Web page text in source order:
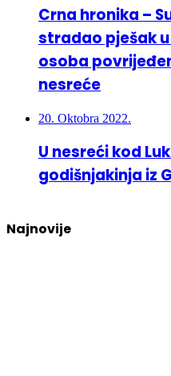
Crna hronika –
stradao pješak
osoba
nesreće
20. Oktobra 2022.
U nesreći kod
godišnjakinja iz
Najnovije